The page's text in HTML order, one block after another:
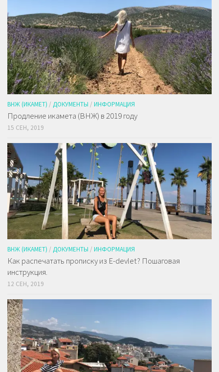
ВНЖ (ИКАМЕТ) / ДОКУМЕНТЫ / ИНФОРМАЦИЯ
Продление икамета (ВНЖ) в 2019 году
15 СЕН, 2019
ВНЖ (ИКАМЕТ) / ДОКУМЕНТЫ / ИНФОРМАЦИЯ
Как распечатать прописку из E-devlet? Пошаговая
инструкция.
12 СЕН, 2019